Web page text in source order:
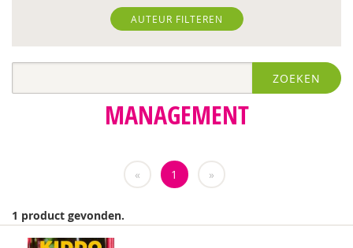
Roli Ayutsede
Rosalie Baan
Pieter Paul Bakker
Ana del Barrio Saiz
Rina Bartels
Daniëlla Bastin
AUTEUR FILTEREN
ZOEKEN
MANAGEMENT
« 1 »
1 product gevonden.